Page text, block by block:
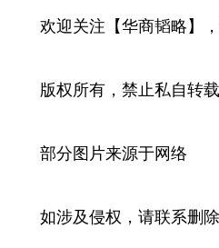
欢迎关注【华商韬略】，
版权所有，禁止私自转载
部分图片来源于网络
如涉及侵权，请联系删除